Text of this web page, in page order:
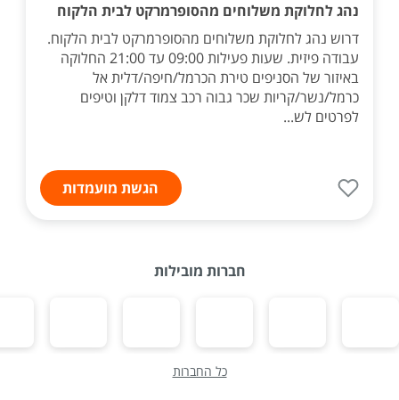
נהג לחלוקת משלוחים מהסופרמרקט לבית הלקוח
דרוש נהג לחלוקת משלוחים מהסופרמרקט לבית הלקוח.
עבודה פיזית. שעות פעילות 09:00 עד 21:00 החלוקה
באיזור של הסניפים טירת הכרמל/חיפה/דלית אל
כרמל/נשר/קריות שכר גבוה רכב צמוד דלקן וטיפים
לפרטים לש...
הגשת מועמדות
חברות מובילות
כל החברות